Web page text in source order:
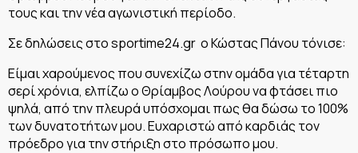
τους και την νέα αγωνιστική περίοδο.
Σε δηλώσεις στο sportime24.gr o Κώστας Πάνου τόνισε:
Είμαι χαρούμενος που συνεχίζω στην ομάδα για τέταρτη
σερί χρόνια, ελπίζω ο Θρίαμβος Λούρου να φτάσει πιο
ψηλά, από την πλευρά υπόσχομαι πως θα δώσω το 100%
των δυνατοτήτων μου. Ευχαριστώ από καρδιάς τον
πρόεδρο για την στήριξη στο πρόσωπο μου.